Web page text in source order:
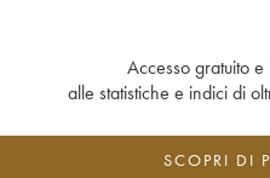
Accesso gratuito e
alle statistiche e indici di
SCOPRI DI